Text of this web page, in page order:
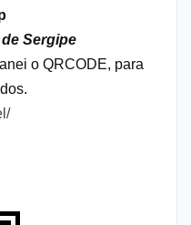
Sergipe
o QRCODE, para